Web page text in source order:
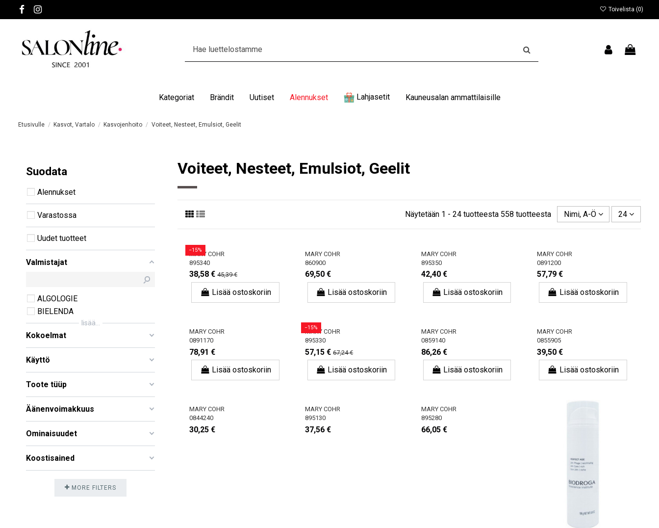
Toivelista (0)
Kategoriat Brändit Uutiset Alennukset Lahjasetit Kauneusalan ammattilaisille
Etusivulle Kasvot, Vartalo Kasvojenhoito Voiteet, Nesteet, Emulsiot, Geelit
Voiteet, Nesteet, Emulsiot, Geelit
Näytetään 1 - 24 tuotteesta 558 tuotteesta Nimi, A-Ö 24
−15%
MARY COHR
895340
38,58 € 45,39 €
Lisää ostoskoriin
MARY COHR
860900
69,50 €
Lisää ostoskoriin
MARY COHR
895350
42,40 €
Lisää ostoskoriin
MARY COHR
0891200
57,79 €
Lisää ostoskoriin
MARY COHR
0891170
78,91 €
Lisää ostoskoriin
−15%
MARY COHR
895330
57,15 € 67,24 €
Lisää ostoskoriin
MARY COHR
0859140
86,26 €
Lisää ostoskoriin
MARY COHR
0855905
39,50 €
Lisää ostoskoriin
MARY COHR
0844240
30,25 €
MARY COHR
895130
37,56 €
MARY COHR
895280
66,05 €
Suodata
Alennukset
Varastossa
Uudet tuotteet
Valmistajat
ALGOLOGIE
BIELENDA
lisää...
Kokoelmat
Käyttö
Toote tüüp
Äänenvoimakkuus
Ominaisuudet
Koostisained
MORE FILTERS